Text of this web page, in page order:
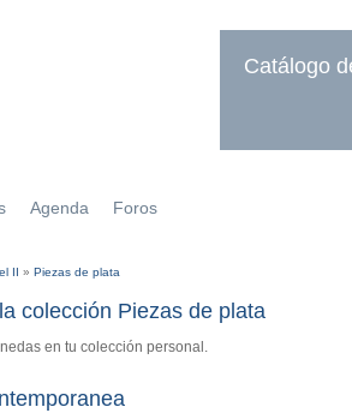
Catálogo
Agenda Foros
II » Piezas de plata
colección Piezas de plata
en tu colección personal.